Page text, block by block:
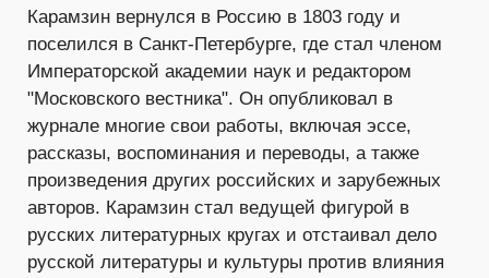
Карамзин вернулся в Россию в 1803 году и
поселился в Санкт-Петербурге, где стал членом
Императорской академии наук и редактором
"Московского вестника". Он опубликовал в
журнале многие свои работы, включая эссе,
рассказы, воспоминания и переводы, а также
произведения других российских и зарубежных
авторов. Карамзин стал ведущей фигурой в
русских литературных кругах и отстаивал дело
русской литературы и культуры против влияния